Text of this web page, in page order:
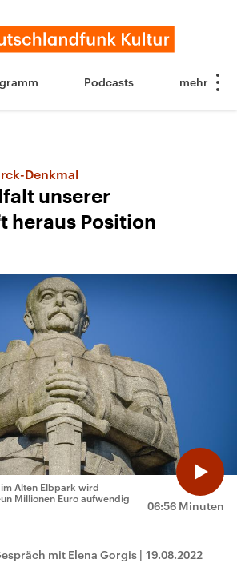
Podcasts
Denkmal
unserer
heraus Position
06:56 Minuten
Alten Elbpark wird
Millionen Euro aufwendig
mit Elena Gorgis | 19.08.2022